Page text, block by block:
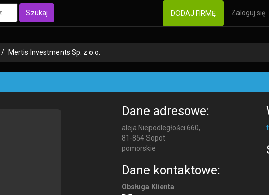
Szukaj DODAJ FIRMĘ Zaloguj się
Mertis Investments Sp. z o.o.
Dane adresowe:
aleja Niepodległości 660,
81-854Sopot
pomorskie
Dane kontaktowe:
Obsługa Klienta